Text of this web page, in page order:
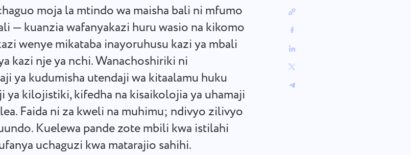
Kiswahili
Português
Русский
Türkçe
moja la mtindo wa maisha bali ni mfumo
— kuanzia wafanyakazi huru wasio na kikomo
wenye mikataba inayoruhusu kazi ya mbali
kazi nje ya nchi. Wanachoshiriki ni
ya kudumisha utendaji wa kitaalamu huku
ya kilojistiki, kifedha na kisaikolojia ya uhamaji
Faida ni za kweli na muhimu; ndivyo zilivyo
Kuelewa pande zote mbili kwa istilahi
uchaguzi kwa matarajio sahihi.
na timu yako
salama la kazi.
zaidi: Mtiririko wa kazi rahisi wa
kubuni.
hitilafu hadi kupanga sprinti, weka
umeandaliwa.
zote